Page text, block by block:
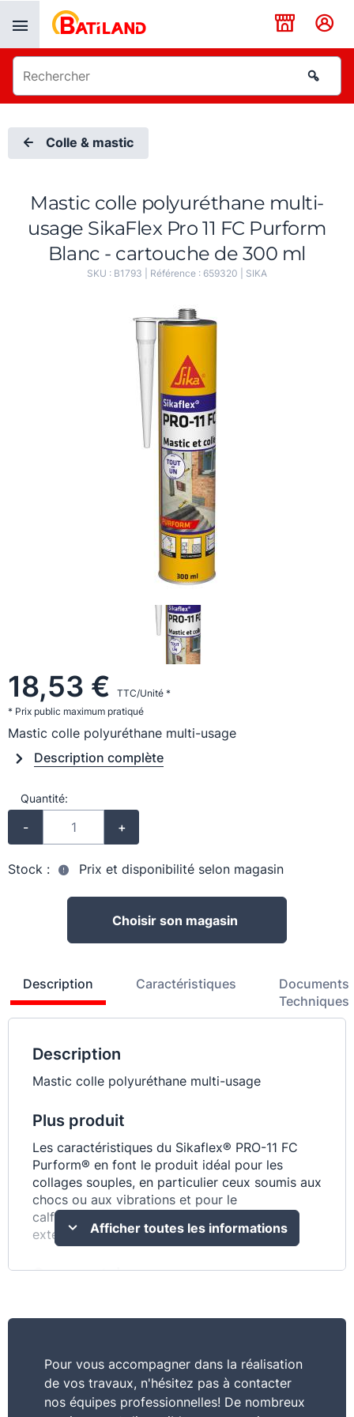
Colle & mastic
Mastic colle polyuréthane multi-
usage SikaFlex Pro 11 FC Purform
Blanc - cartouche de 300 ml
SKU : B1793 | Référence : 659320 SIKA
18,53 €
TTC/Unité *
* Prix public maximum pratiqué
Mastic colle polyuréthane multi-usage
Description complète
Quantité:
- +
Stock : Prix et disponibilité selon magasin
Choisir son magasin
Description Caractéristiques
Documents
Techniques
Description
Mastic colle polyuréthane multi-usage
Plus produit
Les caractéristiques du Sikaflex® PRO-11 FC
Purform® en font le produit idéal pour les
collages souples, en particulier ceux soumis aux
chocs ou aux vibrations et pour le
calfeutrement de joints en intérieur et en
extérieur
Commentaire
aux UV, excellente résistance aux intempéries et
Usage
coller
Afficher toutes les informations
Pour vous accompagner dans la réalisation
de vos travaux, n'hésitez pas à contacter
nos équipes professionnelles! De nombreux
Panneau de gestion des cookies